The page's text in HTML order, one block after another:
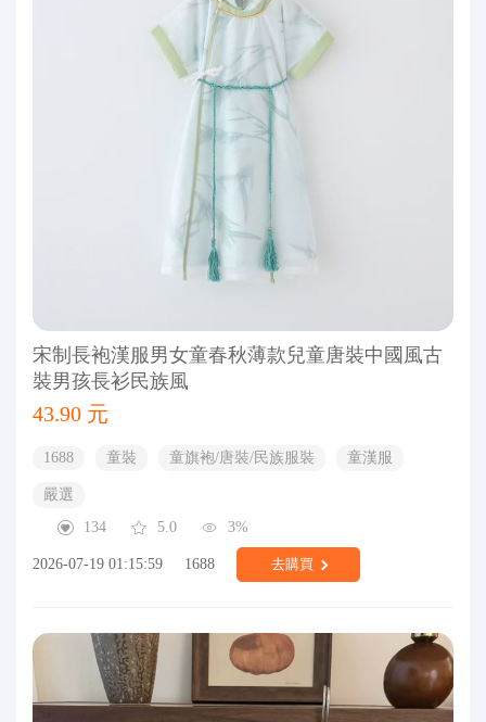
宋制長袍漢服男女童春秋薄款兒童唐裝中國風古
裝男孩長衫民族風
43.90 元
1688 童裝 童旗袍/唐裝/民族服裝 童漢服
嚴選
134
5.0 3%
2026-07-19 01:15:59 1688 去購買